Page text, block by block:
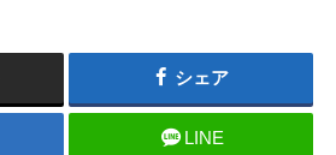
シェア
LINE